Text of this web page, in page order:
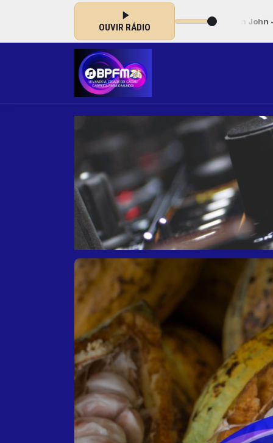
OUVIR RÁDIO
Tocando agora: 0136 - Elton John - Tiny Dancer